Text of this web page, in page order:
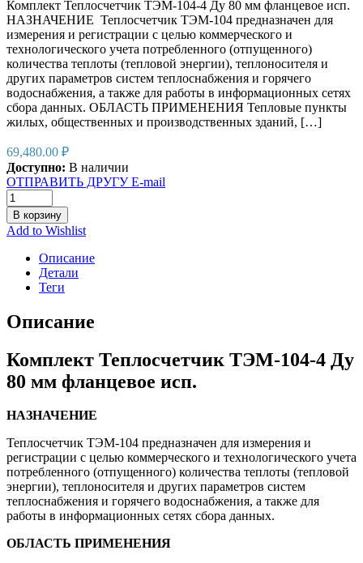
Комплект Теплосчетчик ТЭМ-104-4 Ду 80 мм фланцевое исп.
НАЗНАЧЕНИЕ Теплосчетчик ТЭМ-104 предназначен для
измерения и регистрации с целью коммерческого и
технологического учета потребленного (отпущенного)
количества теплоты (тепловой энергии), теплоносителя и
других параметров систем теплоснабжения и горячего
водоснабжения, а также для работы в информационных сетях
сбора данных. ОБЛАСТЬ ПРИМЕНЕНИЯ Тепловые пункты
жилых, общественных и производственных зданий, […]
69,480.00 ₽
Доступно: В наличии
ОТПРАВИТЬ ДРУГУ E-mail
В корзину
Add to Wishlist
Описание
Детали
Теги
Описание
Комплект Теплосчетчик ТЭМ-104-4 Ду
80 мм фланцевое исп.
НАЗНАЧЕНИЕ
Теплосчетчик ТЭМ-104 предназначен для измерения и
регистрации с целью коммерческого и технологического учета
потребленного (отпущенного) количества теплоты (тепловой
энергии), теплоносителя и других параметров систем
теплоснабжения и горячего водоснабжения, а также для
работы в информационных сетях сбора данных.
ОБЛАСТЬ ПРИМЕНЕНИЯ